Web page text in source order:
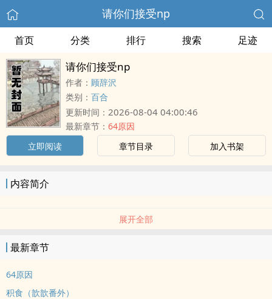
请你们接受np
首页 分类 排行 搜索 足迹
请你们接受np
作者： 顾辞沢
类别： 百合
更新时间： 2026-08-04 04:00:46
最新章节： 64原因
立即阅读
章节目录 加入书架
内容简介
展开全部
最新章节
64原因
积食（歆歆番外）